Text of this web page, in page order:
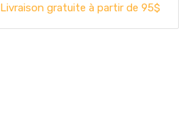
Livraison gratuite à partir de 95$